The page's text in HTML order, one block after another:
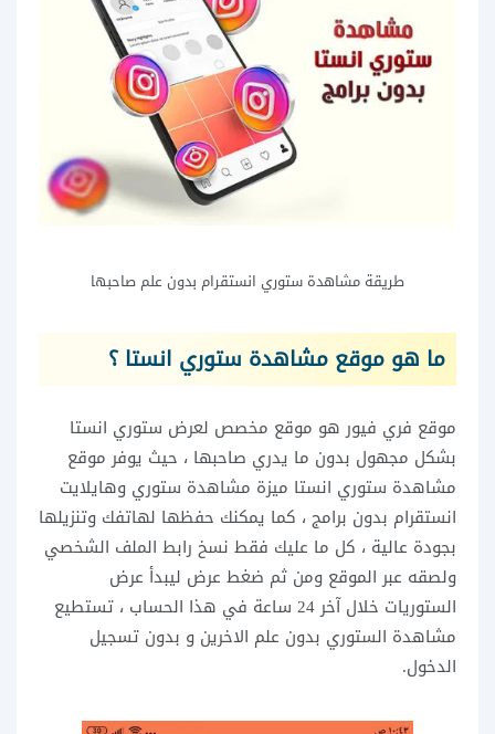
طريقة مشاهدة ستوري انستقرام بدون علم صاحبها
ما هو موقع مشاهدة ستوري انستا ؟
موقع فري فيور هو موقع مخصص لعرض ستوري انستا
بشكل مجهول بدون ما يدري صاحبها ، حيث يوفر موقع
مشاهدة ستوري انستا ميزة مشاهدة ستوري وهايلايت
انستقرام بدون برامج ، كما يمكنك حفظها لهاتفك وتنزيلها
بجودة عالية ، كل ما عليك فقط نسخ رابط الملف الشخصي
ولصقه عبر الموقع ومن ثم ضغط عرض ليبدأ عرض
الستوريات خلال آخر 24 ساعة في هذا الحساب ، تستطيع
مشاهدة الستوري بدون علم الاخرين و بدون تسجيل
الدخول.